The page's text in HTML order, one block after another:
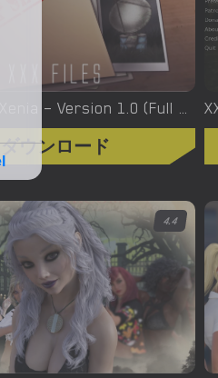
XXX Files – Xenia – Version 1.0 (Full Game) [FutaDomWorld]
ダウンロード
4.4